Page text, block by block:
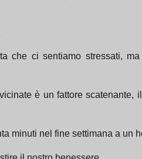
che ci sentiamo stressati,
è un fattore
minuti nel fine settimana a un